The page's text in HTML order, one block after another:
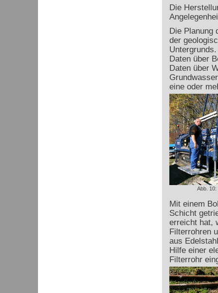
Die
Die Planung
der
Daten über
Daten über
eine oder
Abb. 10:
Mit einem
Schicht
erreicht hat,
Filterrohren
aus
Hilfe einer
Filterrohr